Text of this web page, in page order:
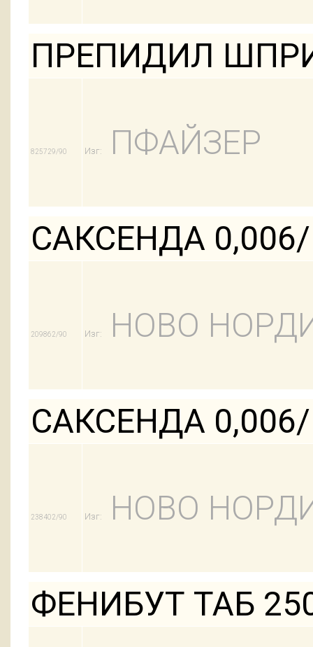
ПРЕПИДИЛ
825729/90 Изг: ПФАЙЗЕР
САКСЕНДА
209862/90 Изг: НОВО
САКСЕНДА
238402/90 Изг: НОВО
ФЕНИБУТ ТАБ